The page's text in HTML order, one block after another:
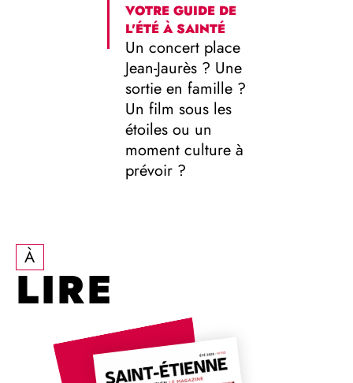
VOTRE GUIDE DE
L'ÉTÉ À SAINTÉ
Un concert place
Jean-Jaurès ? Une
sortie en famille ?
Un film sous les
étoiles ou un
moment culture à
prévoir ?
À
LIRE